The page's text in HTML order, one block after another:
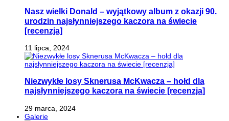
Nasz wielki Donald – wyjątkowy album z okazji 90.
urodzin najsłynniejszego kaczora na świecie
[recenzja]
11 lipca, 2024
Niezwykłe losy Sknerusa McKwacza – hołd dla
najsłynniejszego kaczora na świecie [recenzja]
29 marca, 2024
Galerie